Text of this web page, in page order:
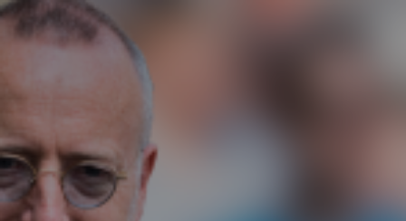
Spring